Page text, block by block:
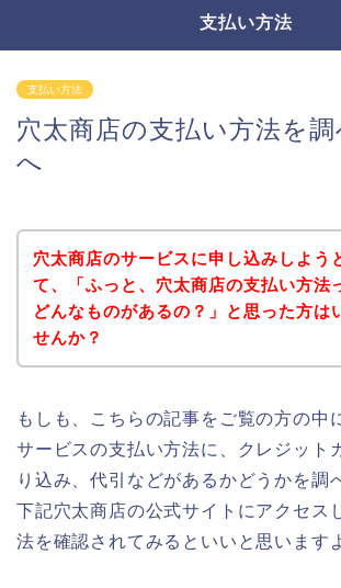
支払い方法
支払い方法
穴太商店の支払い方法を
へ
穴太商店のサービスに申し込みしよう
て、「ふっと、穴太商店の支払い方法
どんなものがあるの？」と思った方は
せんか？
もしも、こちらの記事をご覧の方の中
サービスの支払い方法に、クレジット
り込み、代引などがあるかどうかを調
下記穴太商店の公式サイトにアクセス
法を確認されてみるといいと思います